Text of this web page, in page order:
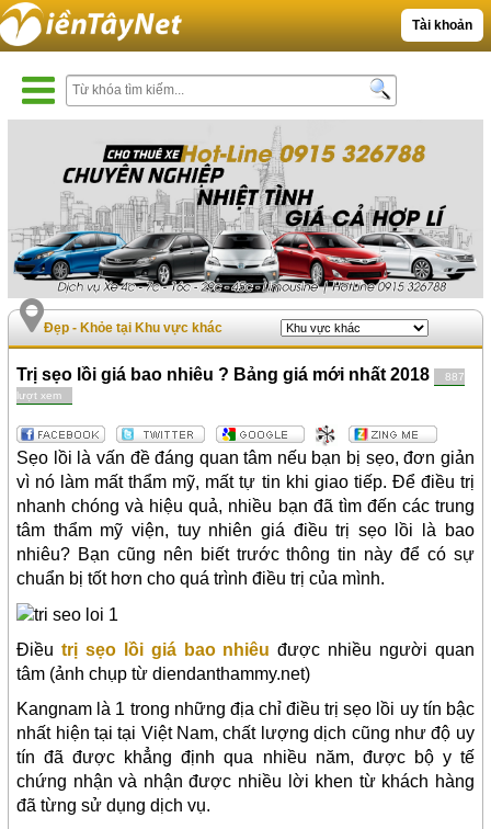
Tài khoản
Đẹp - Khỏe tại Khu vực khác
Trị sẹo lồi giá bao nhiêu ? Bảng giá mới nhất 2018
887
lượt xem
Sẹo lồi là vấn đề đáng quan tâm nếu bạn bị sẹo, đơn giản
vì nó làm mất thẩm mỹ, mất tự tin khi giao tiếp. Để điều trị
nhanh chóng và hiệu quả, nhiều bạn đã tìm đến các trung
tâm thẩm mỹ viện, tuy nhiên giá điều trị sẹo lồi là bao
nhiêu? Bạn cũng nên biết trước thông tin này để có sự
chuẩn bị tốt hơn cho quá trình điều trị của mình.
Điềutrị sẹo lồi giá bao nhiêu được nhiều người quan
tâm (ảnh chụp từ diendanthammy.net)
Kangnam là 1 trong những địa chỉ điều trị sẹo lồi uy tín bậc
nhất hiện tại tại Việt Nam, chất lượng dịch cũng như độ uy
tín đã được khẳng định qua nhiều năm, được bộ y tế
chứng nhận và nhận được nhiều lời khen từ khách hàng
đã từng sử dụng dịch vụ.